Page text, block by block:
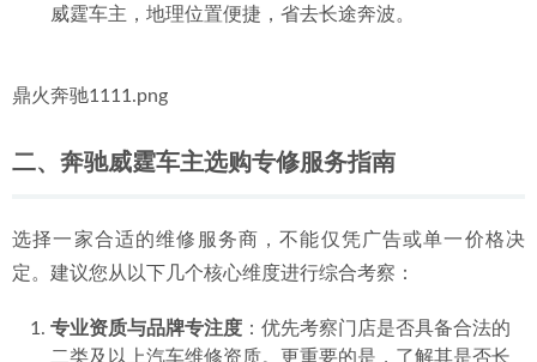
工位，能够承接奔驰威霆的发动机大修、变速箱拆检等
修、电路、钣金等多个工种，适合处理那些涉及多个系
面向企业客户服务 ：对服务于企业车队的威霆车型有维
维保计划建议。
区域位置优势：对于居住或企业在大亚湾、惠阳地区的